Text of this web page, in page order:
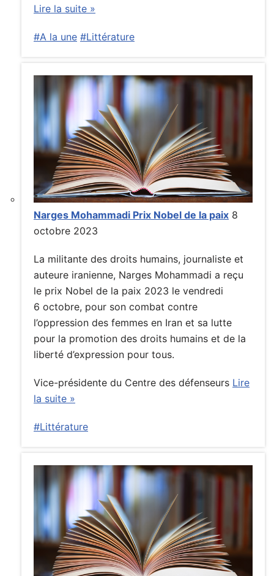
Lire la suite »
#A la une #Littérature
Narges Mohammadi Prix Nobel de la paix 8
octobre 2023
La militante des droits humains, journaliste et
auteure iranienne, Narges Mohammadi a reçu
le prix Nobel de la paix 2023 le vendredi
6 octobre, pour son combat contre
l’oppression des femmes en Iran et sa lutte
pour la promotion des droits humains et de la
liberté d’expression pour tous.
Vice-présidente du Centre des défenseurs Lire
la suite »
#Littérature